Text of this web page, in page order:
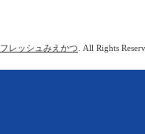
フレッシュみえかつ . All Rights